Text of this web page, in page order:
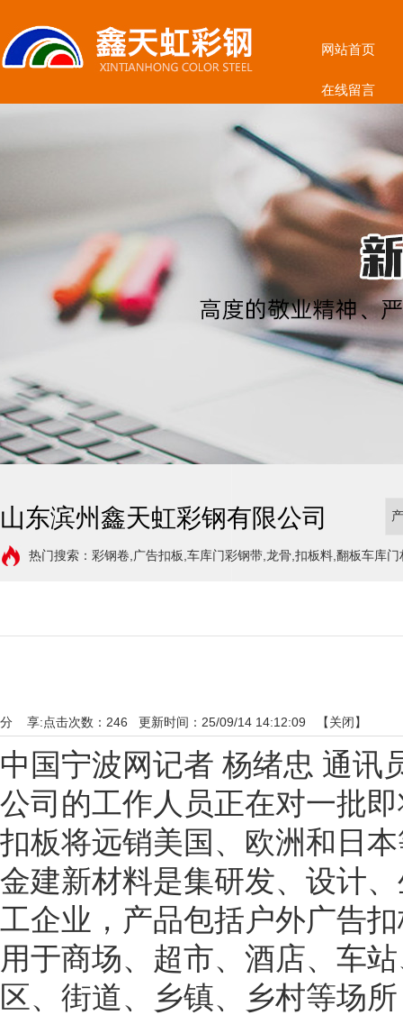
网站首页
在线留言
山东滨州鑫天虹彩钢有限公司
热门搜索：彩钢卷,广告扣板,车库门彩钢带,龙骨,扣板料,翻板车库
点击次数： 246 更新时间：25/09/14 14:12:09 【关闭】
分 享:
中国宁波网记者 杨绪忠 通讯
公司的工作人员正在对一批
扣板将远销美国、欧洲和日
金建新材料是集研发、设计
工企业，产品包括户外广告
用于商场、超市、酒店、车
区、街道、乡镇、乡村等场